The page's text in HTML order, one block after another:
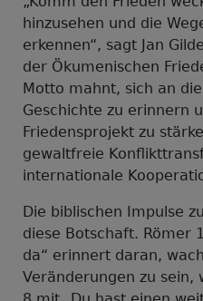
hinzusehen und die
erkennen“, sagt Jan
der Ökumenischen
Motto mahnt, sich an
Geschichte zu erinnern
Friedensprojekt zu
gewaltfreie
internationale
Die biblischen Impulse
diese Botschaft. Römer
da“ erinnert daran,
Veränderungen zu sein,